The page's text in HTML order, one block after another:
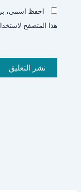
احفظ اسمي،
هذا المتصفح